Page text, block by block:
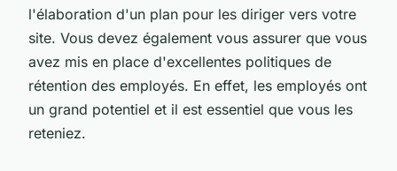
l'élaboration d'un plan pour les diriger vers votre
site. Vous devez également vous assurer que vous
avez mis en place d'excellentes politiques de
rétention des employés. En effet, les employés ont
un grand potentiel et il est essentiel que vous les
reteniez.